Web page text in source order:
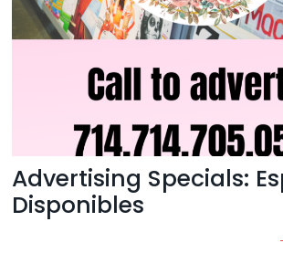
Advertising Specials:
Disponibles